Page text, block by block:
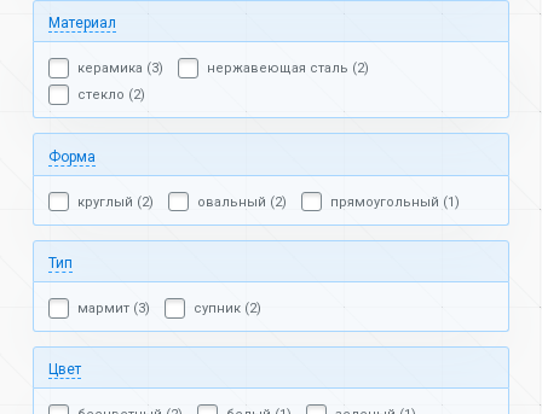
Материал
керамика (3)
нержавеющая сталь (2)
стекло (2)
Форма
круглый (2) овальный (2) прямоугольный (1)
Тип
мармит (3) супник (2)
Цвет